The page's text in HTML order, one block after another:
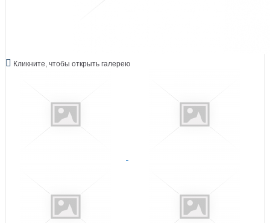
Кликните, чтобы открыть галерею